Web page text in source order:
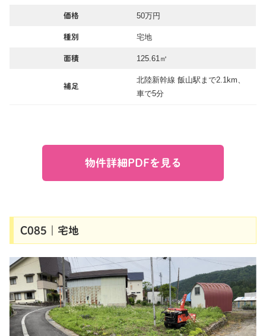
価格 50万円
種別 宅地
面積 125.61㎡
補足
北陸新幹線 飯山駅まで2.1km、
車で5分
物件詳細PDFを見る
C085｜宅地